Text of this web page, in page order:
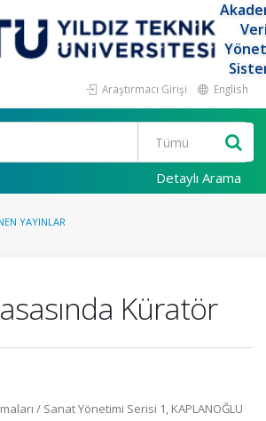
Araştırmacı Girişi English
Detaylı Arama
YAYINLAR
Küratör
/ Sanat Yönetimi Serisi 1, KAPLANOĞLU